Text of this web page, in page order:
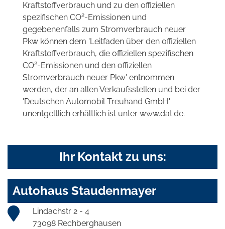
Kraftstoffverbrauch und zu den offiziellen
spezifischen CO2-Emissionen und
gegebenenfalls zum Stromverbrauch neuer
Pkw können dem 'Leitfaden über den offiziellen
Kraftstoffverbrauch, die offiziellen spezifischen
CO2-Emissionen und den offiziellen
Stromverbrauch neuer Pkw' entnommen
werden, der an allen Verkaufsstellen und bei der
'Deutschen Automobil Treuhand GmbH'
unentgeltlich erhältlich ist unter www.dat.de.
Ihr Kontakt zu uns:
Autohaus Staudenmayer
Lindachstr 2 - 4
73098 Rechberghausen